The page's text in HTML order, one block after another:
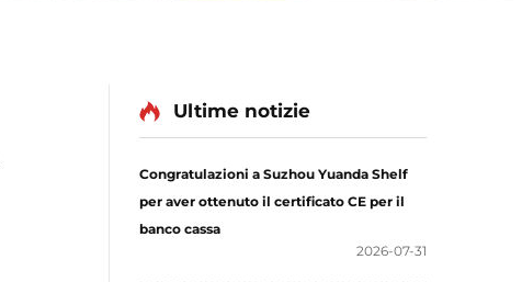
Ultime notizie
Congratulazioni a Suzhou Yuanda Shelf
per aver ottenuto il certificato CE per il
banco cassa
2026-07-31